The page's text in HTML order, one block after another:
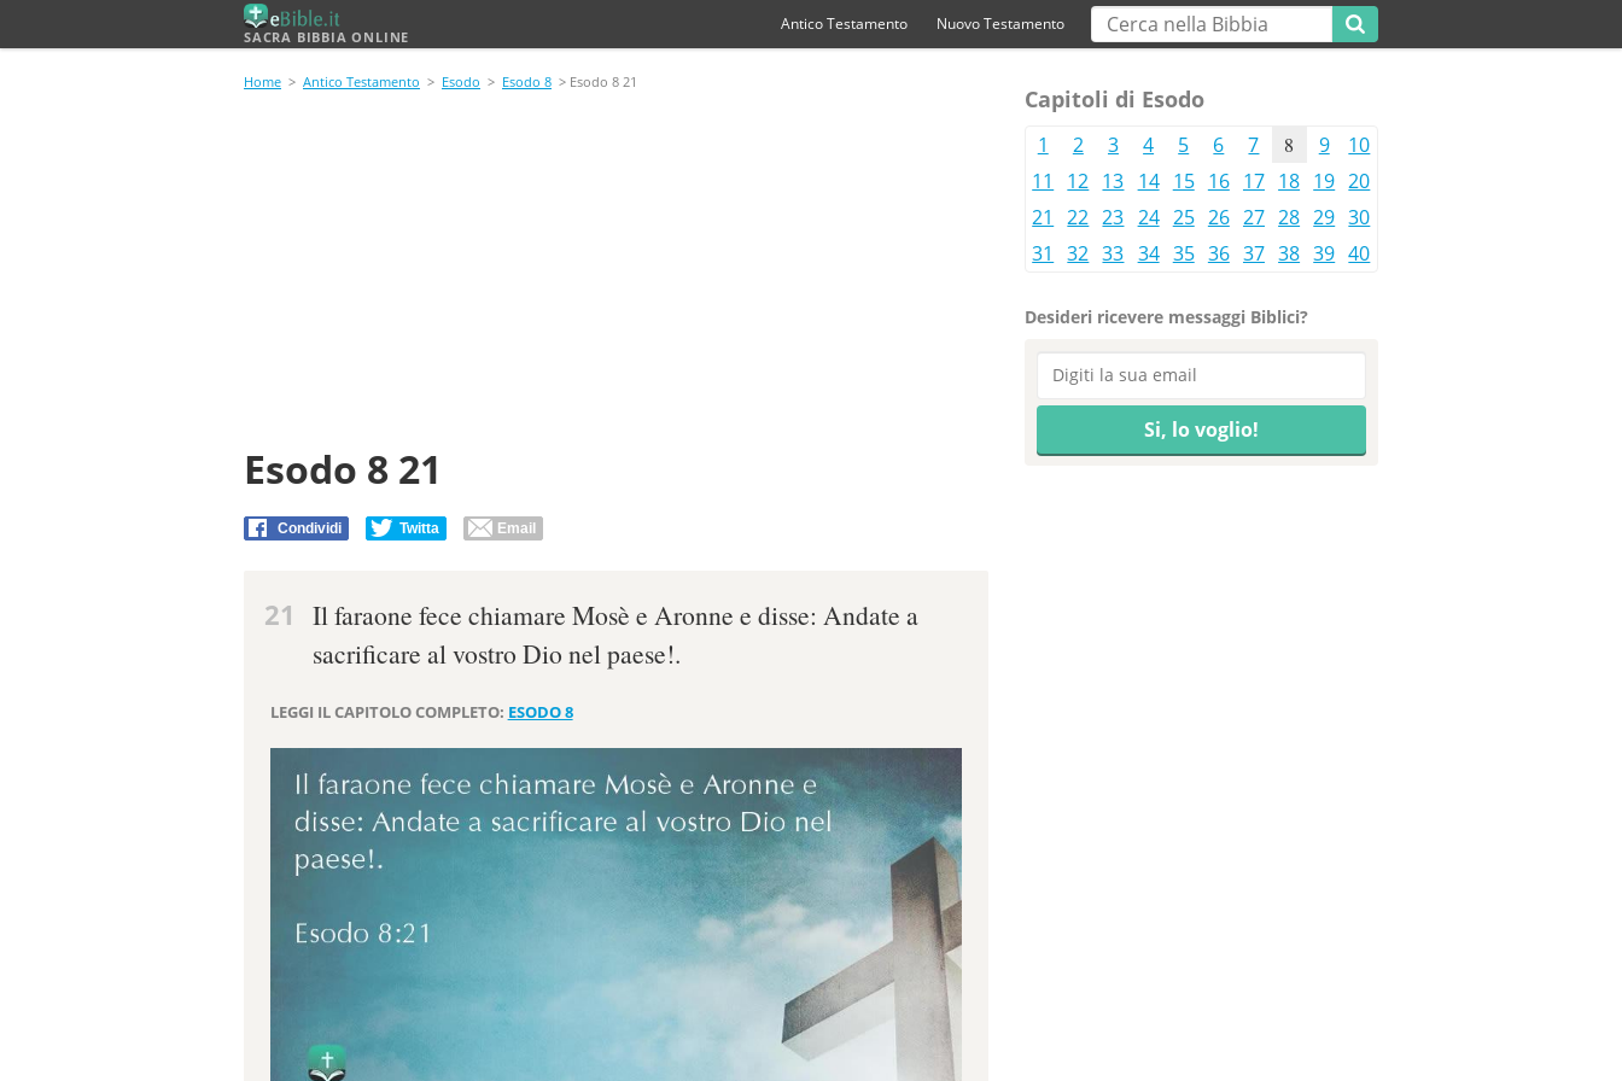
SACRA BIBBIA ONLINE
Antico Testamento Nuovo Testamento
Home > Antico Testamento > Esodo > Esodo 8 > Esodo 8 21
Esodo 8 21
Condividi Twitta Email
21
Il faraone fece chiamare Mosè e Aronne e disse: Andate a
sacrificare al vostro Dio nel paese!.
LEGGI IL CAPITOLO COMPLETO: ESODO 8
Capitoli di Esodo
1 2 3 4 5 6 7 8 9
10
11
12 13 14 15 16 17 18 19 20
21
22 23 24 25 26 27 28 29 30
31
32 33 34 35 36 37 38 39 40
Desideri ricevere messaggi Biblici?